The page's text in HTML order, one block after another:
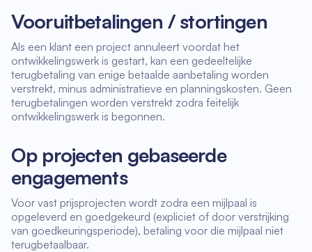
Vooruitbetalingen / stortingen
Als een klant een project annuleert voordat het
ontwikkelingswerk is gestart, kan een gedeeltelijke
terugbetaling van enige betaalde aanbetaling worden
verstrekt, minus administratieve en planningskosten. Geen
terugbetalingen worden verstrekt zodra feitelijk
ontwikkelingswerk is begonnen.
Op projecten gebaseerde
engagements
Voor vast prijsprojecten wordt zodra een mijlpaal is
opgeleverd en goedgekeurd (expliciet of door verstrijking
van goedkeuringsperiode), betaling voor die mijlpaal niet
terugbetaalbaar.